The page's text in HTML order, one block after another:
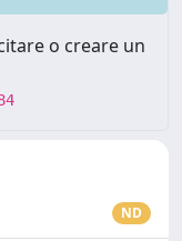
o creare un
ND